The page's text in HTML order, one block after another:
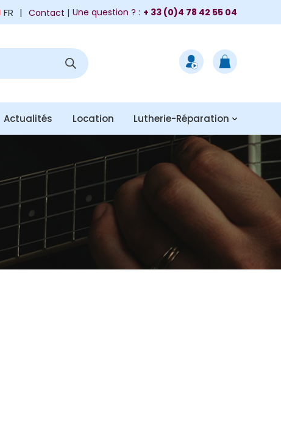
FR Contact | Une question ? : + 33 (0)4 78 42 55 04
Actualités Location Lutherie-Réparation